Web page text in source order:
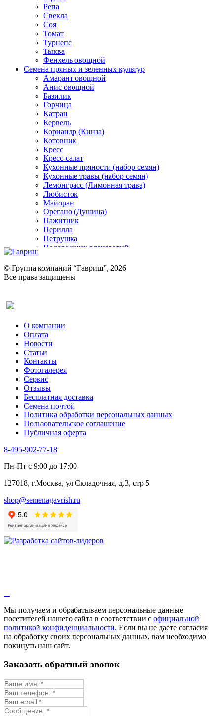
Репа
Свекла
Соя
Томат
Турнепс
Тыква
Фенхель овощной
Семена пряных и зеленных культур
Амарант овощной
Анис овощной
Базилик
Горчица
Катран
Кервель
Кориандр (Кинза)
Котовник
Кресс
Кресс-салат
Кухонные пряности (набор семян)
Кухонные травы (набор семян)
Лемонграсс (Лимонная трава)
Любисток
Майоран
Орегано (Душица)
Пажитник
Перилла
Петрушка
Подорожник оленерогий
Ревень
Рукола
Рута
Тмин
Трава для чая
Туласи
Укроп
Фенхель пряный
Хризантема овощная
Цикорий пряный
Цикорий салатный (Витлуф)
Черемша
Шпинат
Щавель
Эндивий
Эстрагон
Алтей
Бессмертник
Валериана
Валерианелла
Гибискус лекарственный
Девясил
Душица
Змееголовник
Мыльнянка
Мята
Овсяный корень
Огуречная трава
Пустырник
Репешок
Синюха
Смесь лекарственных
© Группа компаний “Гавриш”, 2026
Все права защищены
О компании
Оплата
Новости
Статьи
Контакты
Фотогалерея​
Сервис
Отзывы
Бесплатная доставка
Семена почтой
Политика обработки персональных данных
Пользовательское соглашение
Публичная оферта
8-495-902-77-18
Пн-Пт с 9:00 до 17:00
127018, г.Москва, ул.Складочная, д.3, стр 5
shop@semenagavrish.ru
Мы получаем и обрабатываем персональные данные
посетителей нашего сайта в соответствии с официальной
политикой конфиденциальности. Если вы не даете согласия
на обработку своих персональных данных, вам необходимо
покинуть наш сайт.
Заказать обратный звонок